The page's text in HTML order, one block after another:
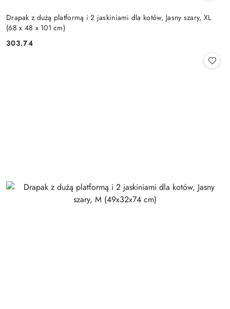
Drapak z dużą platformą i 2 jaskiniami dla kotów, Jasny szary, XL
(68 x 48 x 101 cm)
Cena:
303.74